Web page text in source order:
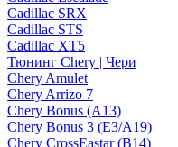
Cadillac SRX
Cadillac STS
Cadillac XT5
Тюнинг Chery | Чери
Chery Amulet
Chery Arrizo 7
Chery Bonus (A13)
Chery Bonus 3 (E3/A19)
Chery CrossEastar (B14)